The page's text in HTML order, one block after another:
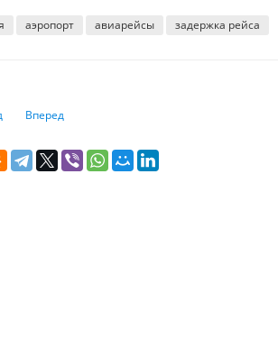
аэропорт авиарейсы задержка рейса
Дубай возглавил рейтинг лучших городов
Следующий: ЕС расширил запрет российских
Вперед